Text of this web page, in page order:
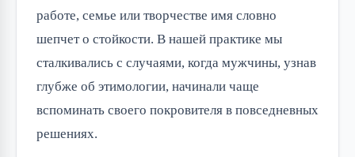
работе, семье или творчестве имя словно
шепчет о стойкости. В нашей практике мы
сталкивались с случаями, когда мужчины, узнав
глубже об этимологии, начинали чаще
вспоминать своего покровителя в повседневных
решениях.